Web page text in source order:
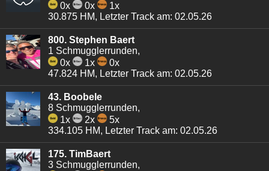
0x
0x
1x
30.875 HM, Letzter Track am: 02.05.26
800. Stephen Baert
1 Schmugglerrunden,
0x
1x
0x
47.824 HM, Letzter Track am: 02.05.26
43. Boobele
8 Schmugglerrunden,
1x
2x
5x
334.105 HM, Letzter Track am: 02.05.26
175. TimBaert
3 Schmugglerrunden,